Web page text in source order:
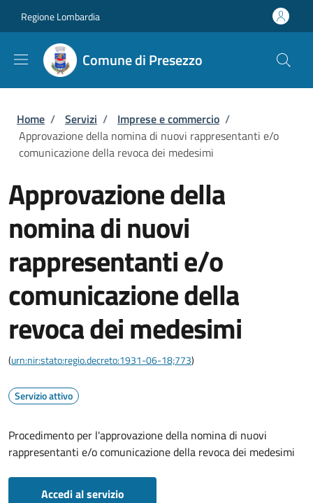
Regione Lombardia
Comune di Presezzo
Briciole di pane
Home / Servizi / Imprese e commercio /
Approvazione della nomina di nuovi rappresentanti e/o
comunicazione della revoca dei medesimi
Approvazione della
nomina di nuovi
rappresentanti e/o
comunicazione della
revoca dei medesimi
(urn:nir:stato:regio.decreto:1931-06-18;773)
Servizio attivo
Procedimento per l'approvazione della nomina di nuovi
rappresentanti e/o comunicazione della revoca dei medesimi
Accedi al servizio